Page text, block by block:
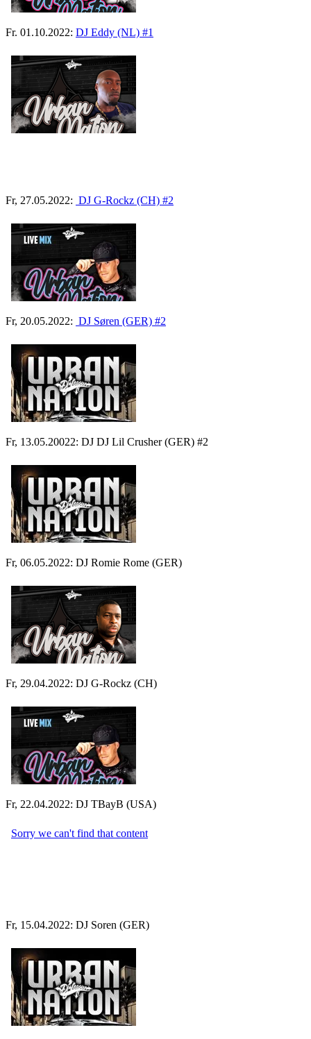
Fr. 01.10.2022: DJ Eddy (NL) #1
Fr, 27.05.2022: DJ G-Rockz (CH) #2
Fr, 20.05.2022: DJ Søren (GER) #2
Fr, 13.05.20022: DJ DJ Lil Crusher (GER) #2
Fr, 06.05.2022: DJ Romie Rome (GER)
Fr, 29.04.2022: DJ G-Rockz (CH)
Fr, 22.04.2022: DJ TBayB (USA)
Fr, 15.04.2022: DJ Soren (GER)